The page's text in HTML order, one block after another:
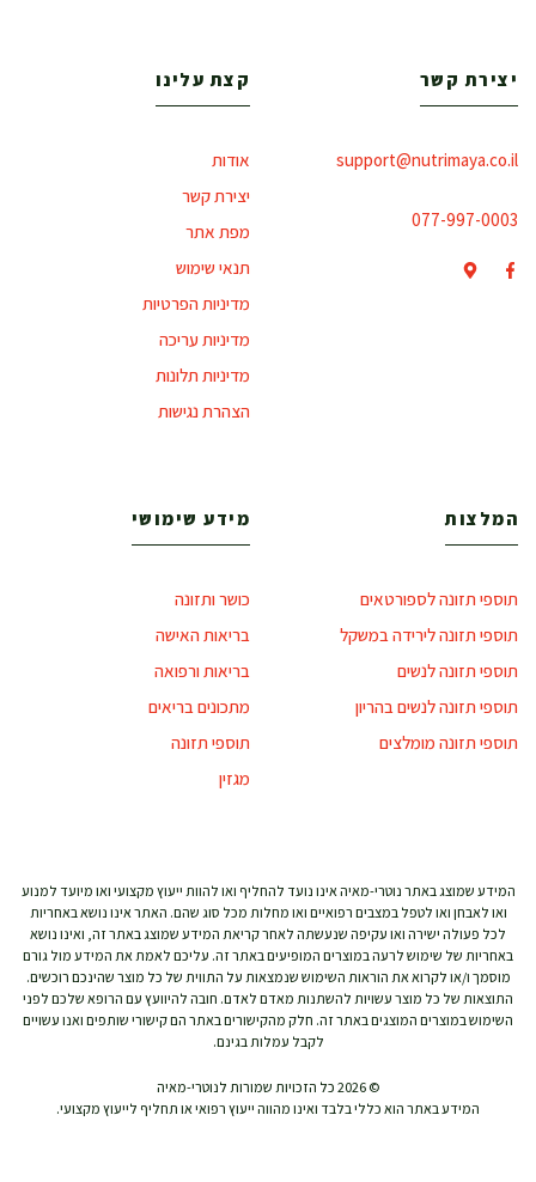
יצירת קשר
support@nutrimaya.co.il
077-997-0003
קצת עלינו
אודות
יצירת קשר
מפת אתר
תנאי שימוש
מדיניות הפרטיות
מדיניות עריכה
מדיניות תלונות
הצהרת נגישות
המלצות
תוספי תזונה לספורטאים
תוספי תזונה לירידה במשקל
תוספי תזונה לנשים
תוספי תזונה לנשים בהריון
תוספי תזונה מומלצים
מידע שימושי
כושר ותזונה
בריאות האישה
בריאות ורפואה
מתכונים בריאים
תוספי תזונה
מגזין
המידע שמוצג באתר נוטרי-מאיה אינו נועד להחליף ואו להוות ייעוץ מקצועי ואו מיועד למנוע
ואו לאבחן ואו לטפל במצבים רפואיים ואו מחלות מכל סוג שהם. האתר אינו נושא באחריות
לכל פעולה ישירה ואו עקיפה שנעשתה לאחר קריאת המידע שמוצג באתר זה, ואינו נושא
באחריות של שימוש לרעה במוצרים המופיעים באתר זה. עליכם לאמת את המידע מול גורם
מוסמך ו/או לקרוא את הוראות השימוש שנמצאות על התווית של כל מוצר שהינכם רוכשים.
התוצאות של כל מוצר עשויות להשתנות מאדם לאדם. חובה להיוועץ עם הרופא שלכם לפני
השימוש במוצרים המוצגים באתר זה. חלק מהקישורים באתר הם קישורי שותפים ואנו עשויים
לקבל עמלות בגינם.
© 2026 כל הזכויות שמורות לנוטרי-מאיה
המידע באתר הוא כללי בלבד ואינו מהווה ייעוץ רפואי או תחליף לייעוץ מקצועי.